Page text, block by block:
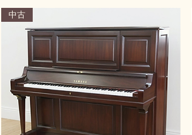
中古